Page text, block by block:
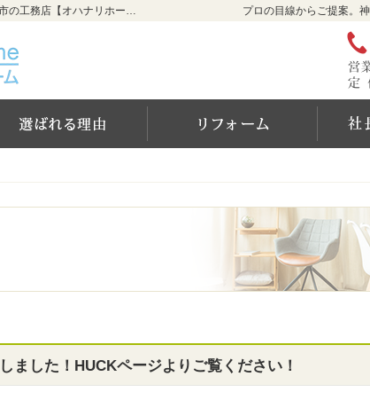
プロの目線からご提案。
リフォームをお考えなら神奈川県茅ケ崎市の工務店【オハナリホーム】へ！
ました！HUCKページよりご覧ください！